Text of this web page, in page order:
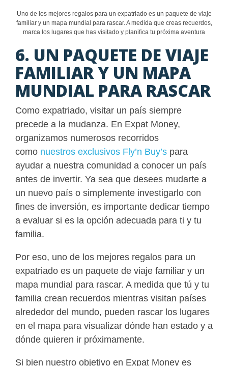
Uno de los mejores regalos para un expatriado es un paquete de viaje
familiar y un mapa mundial para rascar. A medida que creas recuerdos,
marca los lugares que has visitado y planifica tu próxima aventura
6. UN PAQUETE DE VIAJE
FAMILIAR Y UN MAPA
MUNDIAL PARA RASCAR
Como expatriado, visitar un país siempre
precede a la mudanza. En Expat Money,
organizamos numerosos recorridos
como nuestros exclusivos Fly’n Buy’s para
ayudar a nuestra comunidad a conocer un país
antes de invertir. Ya sea que desees mudarte a
un nuevo país o simplemente investigarlo con
fines de inversión, es importante dedicar tiempo
a evaluar si es la opción adecuada para ti y tu
familia.
Por eso, uno de los mejores regalos para un
expatriado es un paquete de viaje familiar y un
mapa mundial para rascar. A medida que tú y tu
familia crean recuerdos mientras visitan países
alrededor del mundo, pueden rascar los lugares
en el mapa para visualizar dónde han estado y a
dónde quieren ir próximamente.
Si bien nuestro objetivo en Expat Money es